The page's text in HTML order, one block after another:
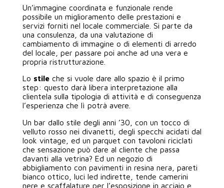
Un’immagine coordinata e funzionale rende
possibile un miglioramento delle prestazioni e
servizi forniti nel locale commerciale. Si parte da
una consulenza, da una valutazione di
cambiamento di immagine o di elementi di arredo
del locale, per passare poi anche ad una vera e
propria ristrutturazione.
Lo stileche si vuole dare allo spazio è il primo
step: questo darà libera interpretazione alla
clientela sulla tipologia di attività e di conseguenza
l’esperienza che lì potrà avere.
Un bar dallo stile degli anni ’30, con un tocco di
velluto rosso nei divanetti, degli specchi acidati dal
look vintage, ed un parquet con tavoloni riciclati
che sensazione può dare al cliente che passa
davanti alla vetrina? Ed un negozio di
abbigliamento con pavimenti in resina nera, pareti
bianco ottico, luci led indirette, tende camerini
nere e scaffalature per l’esposizione in acciaio e